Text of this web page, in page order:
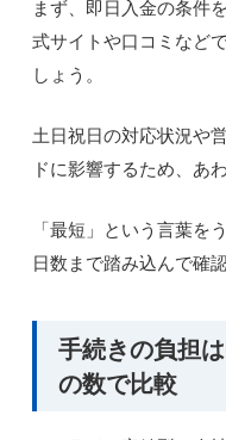
まず、即日入金の条件
式サイトや口コミなど
しょう。
土日祝日の対応状況や
ドに影響するため、あ
「最短」という言葉を
日数まで踏み込んで確
手続きの負担
の数で比較